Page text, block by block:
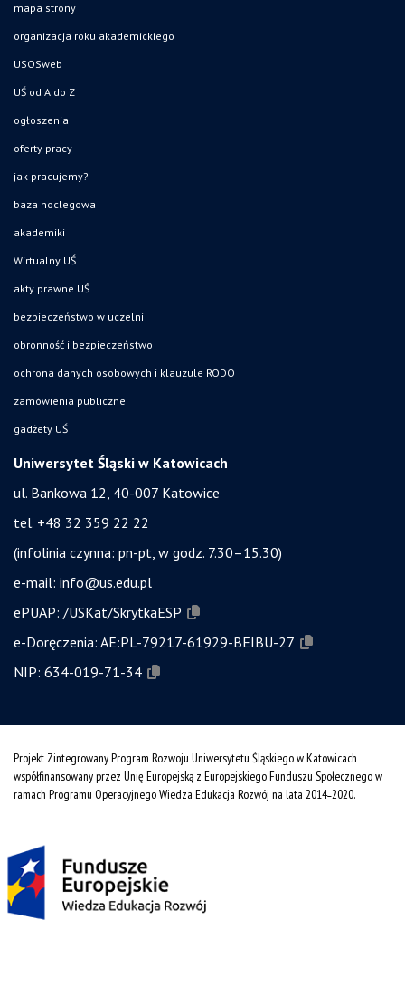
mapa strony
organizacja roku akademickiego
USOSweb
UŚ od A do Z
ogłoszenia
oferty pracy
jak pracujemy?
baza noclegowa
akademiki
Wirtualny UŚ
akty prawne UŚ
bezpieczeństwo w uczelni
obronność i bezpieczeństwo
ochrona danych osobowych i klauzule RODO
zamówienia publiczne
gadżety UŚ
Uniwersytet Śląski w Katowicach
ul. Bankowa 12, 40-007 Katowice
tel. +48 32 359 22 22
(infolinia czynna: pn-pt, w godz. 7.30–15.30)
e-mail: info@us.edu.pl
ePUAP: /USKat/SkrytkaESP
e-Doręczenia: AE:PL-79217-61929-BEIBU-27
NIP: 634-019-71-34
Projekt Zintegrowany Program Rozwoju Uniwersytetu Śląskiego w Katowicach
współfinansowany przez Unię Europejską z Europejskiego Funduszu Społecznego w
ramach Programu Operacyjnego Wiedza Edukacja Rozwój na lata 2014˗2020.